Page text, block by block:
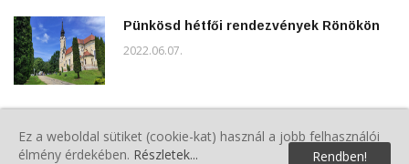
Pünkösd hétfői rendezvények Rönökön
2022.06.07.
2022.06.04.
Ez a weboldal sütiket (cookie-kat) használ a jobb felhasználói
élmény érdekében. Részletek... Rendben!